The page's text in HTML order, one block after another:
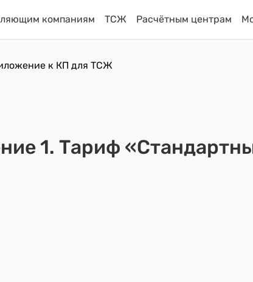
компаниям ТСЖ Расчётным центрам
к КП для ТСЖ
1. Тариф